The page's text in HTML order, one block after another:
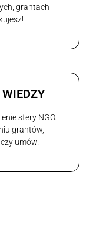
grantach i
sfery NGO.
grantów,
umów.